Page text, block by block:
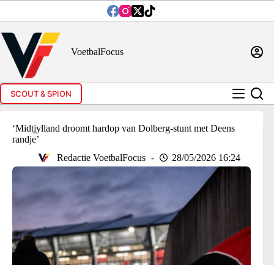
inhoud
VoetbalFocus
SCOUT & SPION
‘Midtjylland droomt hardop van Dolberg-stunt met Deens
randje’
Redactie VoetbalFocus
28/05/2026 16:24